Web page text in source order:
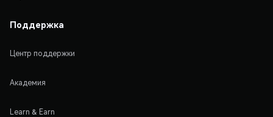
Поддержка
Центр поддержки
Академия
Learn & Earn